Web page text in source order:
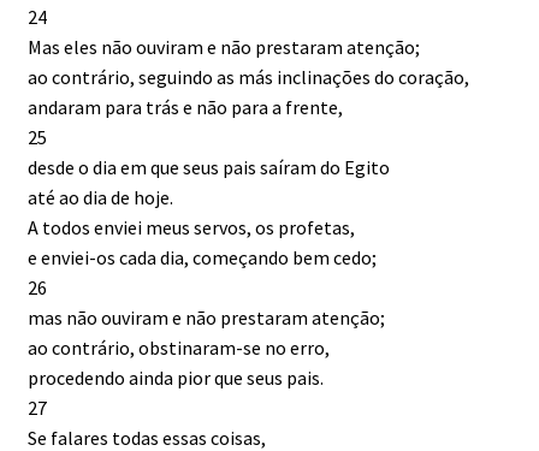
24
Mas eles não ouviram e não prestaram atenção;
ao contrário, seguindo as más inclinações do coração,
andaram para trás e não para a frente,
25
desde o dia em que seus pais saíram do Egito
até ao dia de hoje.
A todos enviei meus servos, os profetas,
e enviei-os cada dia, começando bem cedo;
26
mas não ouviram e não prestaram atenção;
ao contrário, obstinaram-se no erro,
procedendo ainda pior que seus pais.
27
Se falares todas essas coisas,